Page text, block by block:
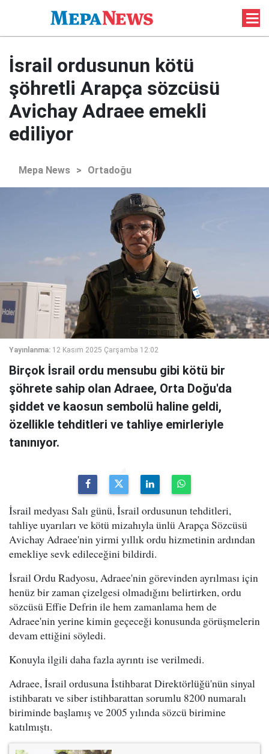
İsrail ordusunun kötü
şöhretli Arapça sözcüsü
Avichay Adraee emekli
ediliyor
Mepa News > Ortadoğu
Yayınlanma: 12 Kasım 2025 Çarşamba 12:02
Birçok İsrail ordu mensubu gibi kötü bir
şöhrete sahip olan Adraee, Orta Doğu'da
şiddet ve kaosun sembolü haline geldi,
özellikle tehditleri ve tahliye emirleriyle
tanınıyor.
İsrail medyası Salı günü, İsrail ordusunun tehditleri,
tahliye uyarıları ve kötü mizahıyla ünlü Arapça Sözcüsü
Avichay Adraee'nin yirmi yıllık ordu hizmetinin ardından
emekliye sevk edileceğini bildirdi.
İsrail Ordu Radyosu, Adraee'nin görevinden ayrılması için
henüz bir zaman çizelgesi olmadığını belirtirken, ordu
sözcüsü Effie Defrin ile hem zamanlama hem de
Adraee'nin yerine kimin geçeceği konusunda görüşmelerin
devam ettiğini söyledi.
Konuyla ilgili daha fazla ayrıntı ise verilmedi.
Adraee, İsrail ordusuna İstihbarat Direktörlüğü'nün sinyal
istihbaratı ve siber istihbarattan sorumlu 8200 numaralı
biriminde başlamış ve 2005 yılında sözcü birimine
katılmıştı.